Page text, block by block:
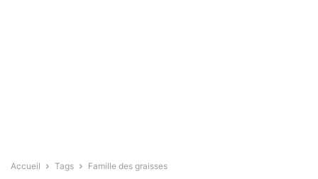
Accueil Tags Famille des graisses